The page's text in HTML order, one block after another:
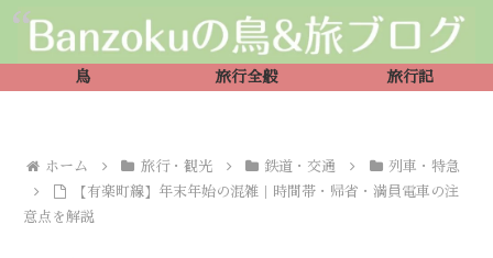
鳥 旅行全般 旅行記
ホーム 旅行・観光 鉄道・交通
列車・特急
【有楽町線】年末年始の混雑｜時間帯・帰省・満員電車の注
意点を解説